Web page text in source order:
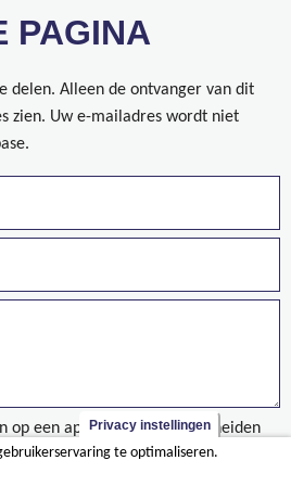
PAGINA
delen. Alleen de ontvanger van dit
zien. Uw e-mailadres wordt niet
op een aparte regels of gescheiden
Privacy instellingen
te optimaliseren.